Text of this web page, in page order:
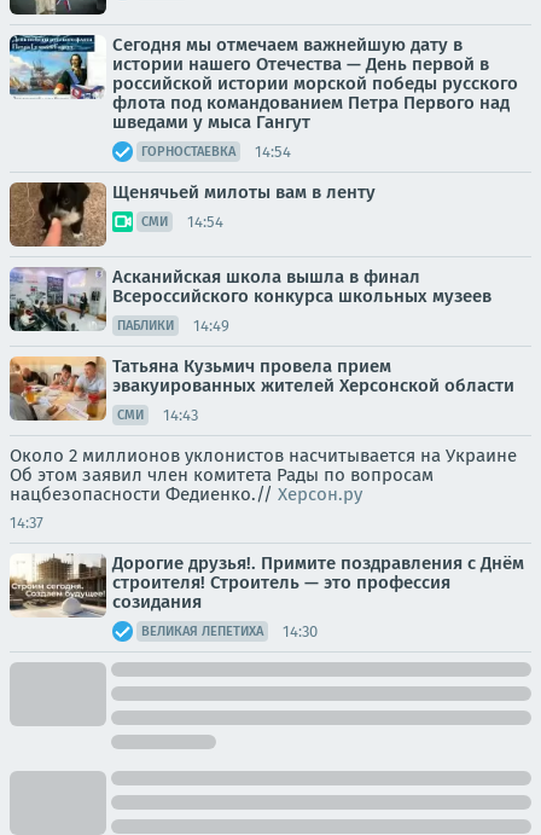
Сегодня мы отмечаем важнейшую дату в
истории нашего Отечества — День первой в
российской истории морской победы русского
флота под командованием Петра Первого над
шведами у мыса Гангут
ГОРНОСТАЕВКА 14:54
Щенячьей милоты вам в ленту
СМИ 14:54
Асканийская школа вышла в финал
Всероссийского конкурса школьных музеев
ПАБЛИКИ 14:49
Татьяна Кузьмич провела прием
эвакуированных жителей Херсонской области
СМИ 14:43
Около 2 миллионов уклонистов насчитывается на Украине
Об этом заявил член комитета Рады по вопросам
нацбезопасности Федиенко.// Херсон.ру
14:37
Дорогие друзья!. Примите поздравления с Днём
строителя! Строитель — это профессия
созидания
ВЕЛИКАЯ ЛЕПЕТИХА 14:30